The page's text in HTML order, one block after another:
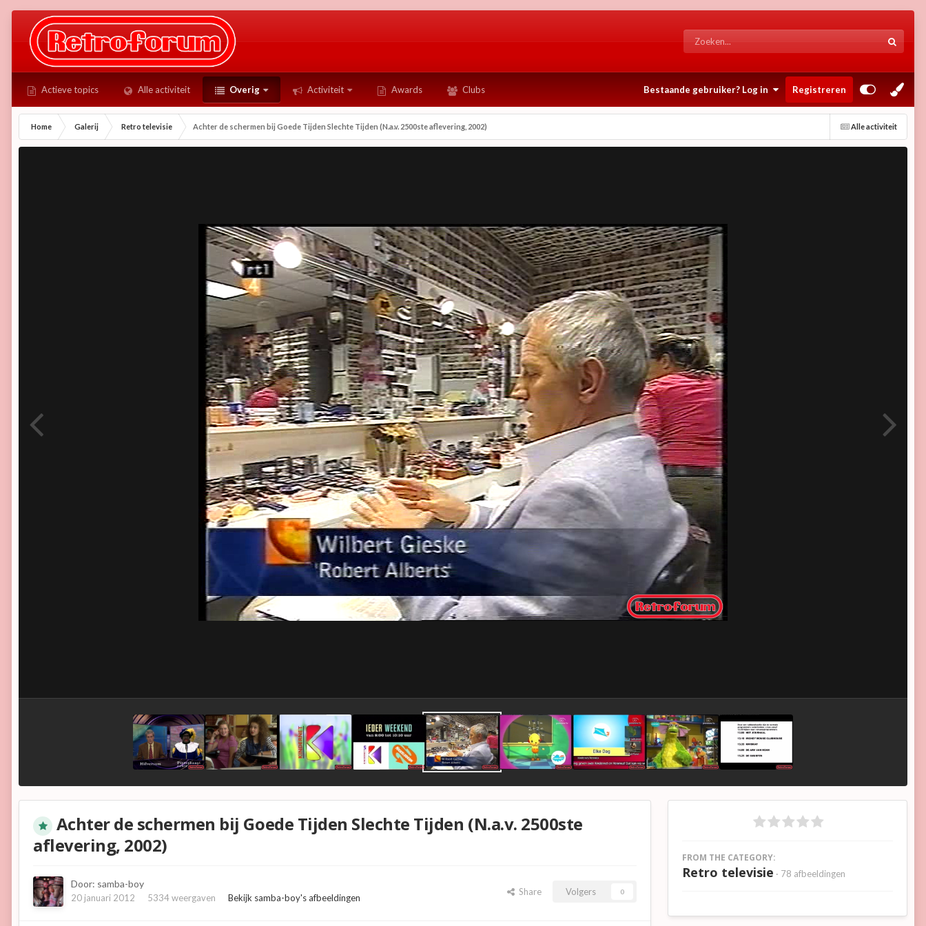
Actieve topics Alle activiteit Overig Activiteit Awards Clubs Bestaande gebruiker? Log in Registreren
Alle activiteit
Home Galerij Retro televisie Achter de schermen bij Goede Tijden Slechte Tijden (N.a.v. 2500ste aflevering, 2002)
Achter de schermen bij Goede Tijden Slechte Tijden (N.a.v. 2500ste
aflevering, 2002)
Door: samba-boy
20 januari 2012 5334 weergaven Bekijk samba-boy's afbeeldingen
Share Volgers 0
FROM THE CATEGORY:
Retro televisie · 78 afbeeldingen